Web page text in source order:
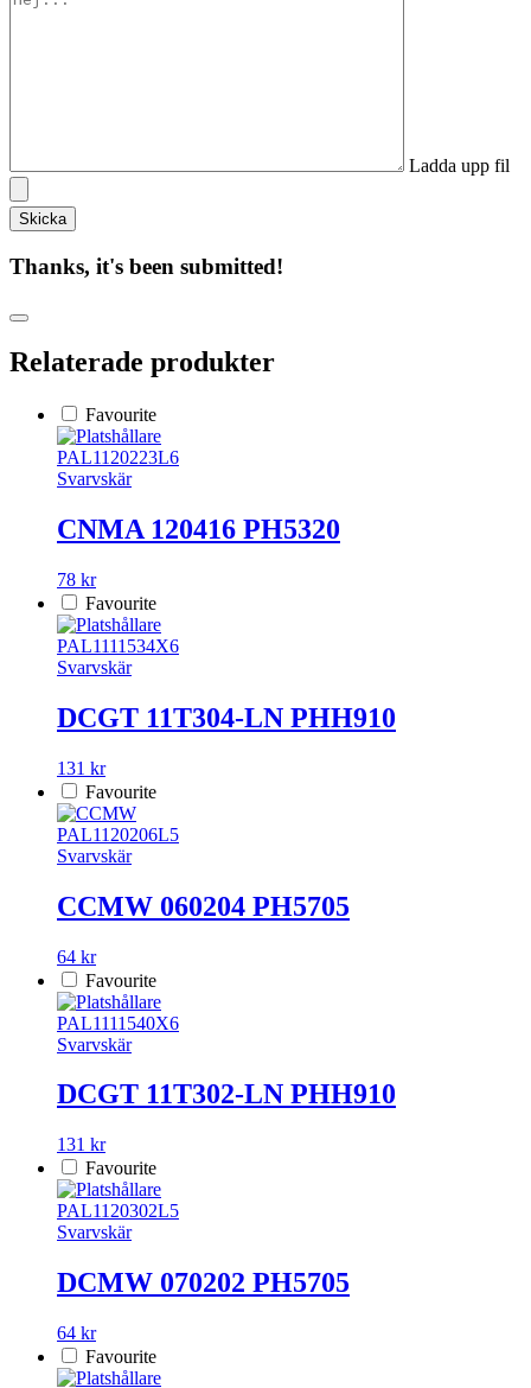
Ladda upp fil
Thanks, it's been submitted!
Relaterade produkter
Favourite
PAL1120223L6
Svarvskär
CNMA 120416 PH5320
78 kr
Favourite
PAL1111534X6
Svarvskär
DCGT 11T304-LN PHH910
131 kr
Favourite
PAL1120206L5
Svarvskär
CCMW 060204 PH5705
64 kr
Favourite
PAL1111540X6
Svarvskär
DCGT 11T302-LN PHH910
131 kr
Favourite
PAL1120302L5
Svarvskär
DCMW 070202 PH5705
64 kr
Favourite